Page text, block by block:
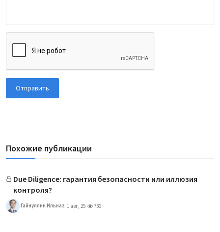
Отправить
Похожие публикации
Due Diligence: гарантия безопасности или иллюзия
контроля?
Гайнуллин Ильназ 1 авг, 25 736